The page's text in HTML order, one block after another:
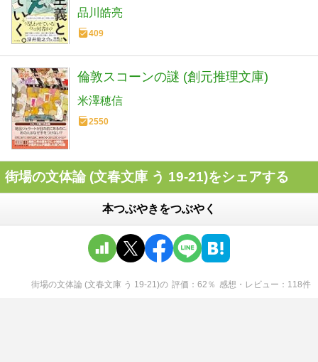
正体
品川皓亮
409
倫敦スコーンの謎 (創元推理文庫)
米澤穂信
2550
街場の文体論 (文春文庫 う 19-21)をシェアする
本つぶやきをつぶやく
街場の文体論 (文春文庫 う 19-21)の 評価 62 ％ 感想・レビュー 118件